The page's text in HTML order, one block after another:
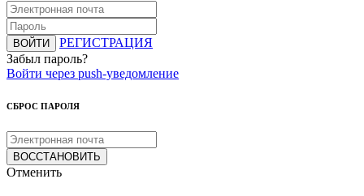
ВОЙТИ
РЕГИСТРАЦИЯ
Забыл пароль?
Войти через push-уведомление
СБРОС ПАРОЛЯ
ВОССТАНОВИТЬ
Отменить